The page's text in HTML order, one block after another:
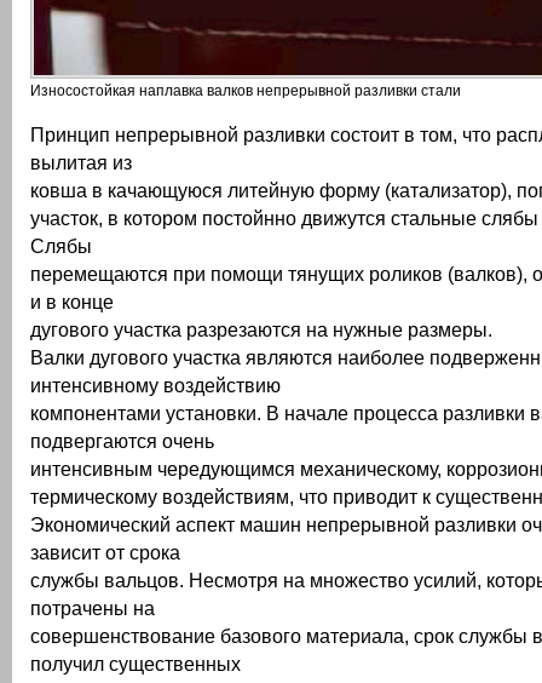
Износостойкая наплавка валков непрерывной разливки стали
Принцип непрерывной разливки состоит в том, что
вылитая из
ковша в качающуюся литейную форму (катализатор),
участок, в котором постойнно движутся стальные
Слябы
перемещаются при помощи тянущих роликов (валков),
и в конце
дугового участка разрезаются на нужные размеры.
Валки дугового участка являются наиболее
интенсивному воздействию
компонентами установки. В начале процесса разливки
подвергаются очень
интенсивным чередующимся механическому,
термическому воздействиям, что приводит к
Экономический аспект машин непрерывной разливки
зависит от срока
службы вальцов. Несмотря на множество усилий,
потрачены на
совершенствование базового материала, срок службы
получил существенных